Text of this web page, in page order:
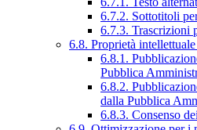
6.7.2. Sottotitoli
6.7.3. Trascrizioni
6.8. Proprietà
6.8.1.
Pubblica
6.8.2.
dalla Pubblica
6.8.3. Consenso